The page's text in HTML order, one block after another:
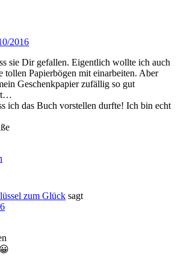
2016
sie Dir gefallen. Eigentlich wollte ich auch
tollen Papierbögen mit einarbeiten. Aber
Geschenkpapier zufällig so gut
ich das Buch vorstellen durfte! Ich bin echt
zum Glück sagt